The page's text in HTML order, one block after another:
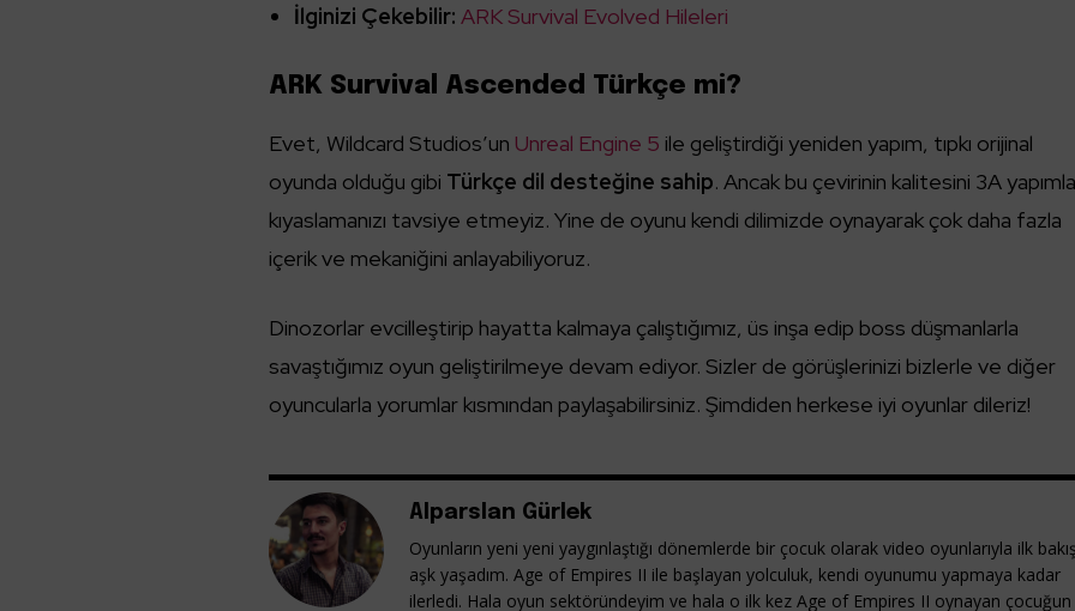
İlginizi Çekebilir: ARK Survival Evolved Hileleri
ARK Survival Ascended Türkçe mi?
Evet, Wildcard Studios’un Unreal Engine 5 ile geliştirdiği yeniden yapım, tıpkı orijinal
oyunda olduğu gibi Türkçe dil desteğine sahip. Ancak bu çevirinin kalitesini 3A
kıyaslamanızı tavsiye etmeyiz. Yine de oyunu kendi dilimizde oynayarak çok daha fazla
içerik ve mekaniğini anlayabiliyoruz.
Dinozorlar evcilleştirip hayatta kalmaya çalıştığımız, üs inşa edip boss düşmanlarla
savaştığımız oyun geliştirilmeye devam ediyor. Sizler de görüşlerinizi bizlerle ve diğer
oyuncularla yorumlar kısmından paylaşabilirsiniz. Şimdiden herkese iyi oyunlar dileriz!
Alparslan Gürlek
Oyunların yeni yeni yaygınlaştığı dönemlerde bir çocuk olarak video oyunlarıyla ilk
aşk yaşadım. Age of Empires II ile başlayan yolculuk, kendi oyunumu yapmaya kadar
ilerledi. Hala oyun sektöründeyim ve hala o ilk kez Age of Empires II oynayan çocuğun